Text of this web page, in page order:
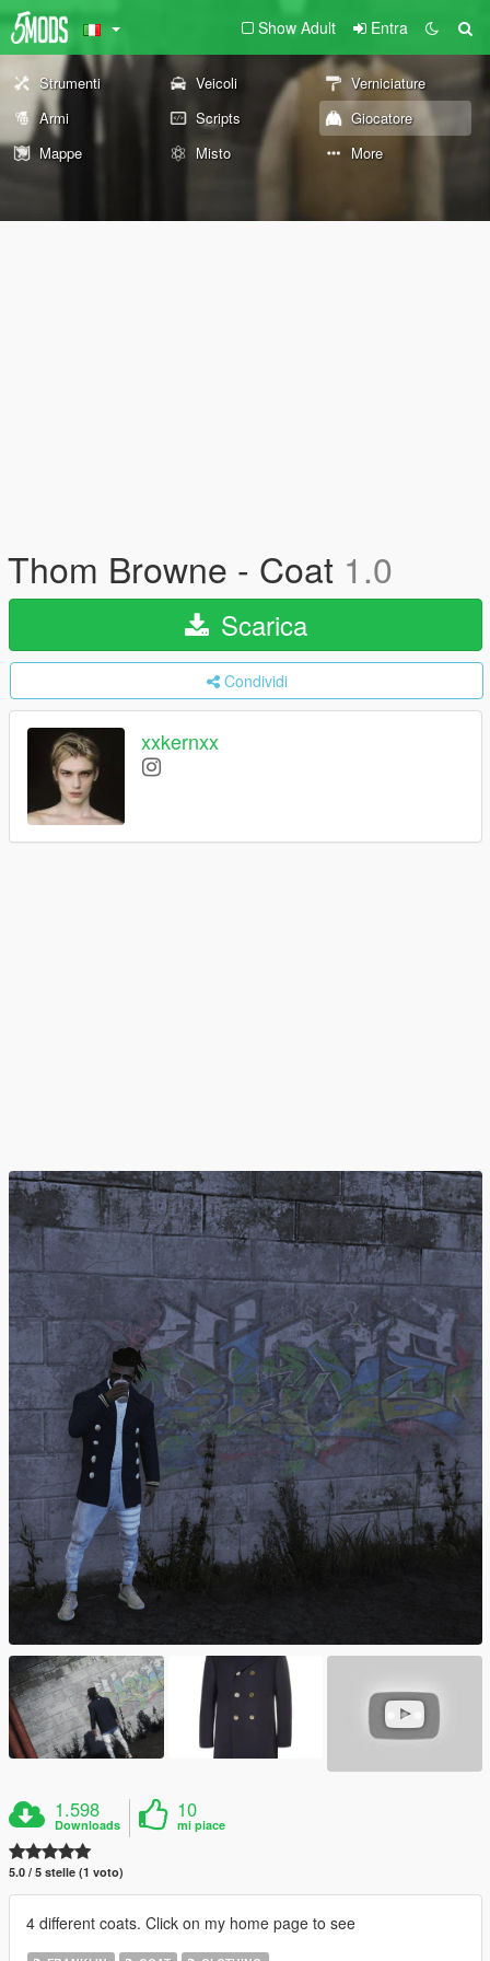
Show Adult Entra
Strumenti Veicoli
Verniciature
Armi
Scripts
Giocatore
Mappe
Misto More
Thom Browne - Coat 1.0
Scarica
Condividi
xxkernxx
1.598
Downloads
10
mi piace
5.0 / 5 stelle (1 voto)
4 different coats. Click on my home page to see